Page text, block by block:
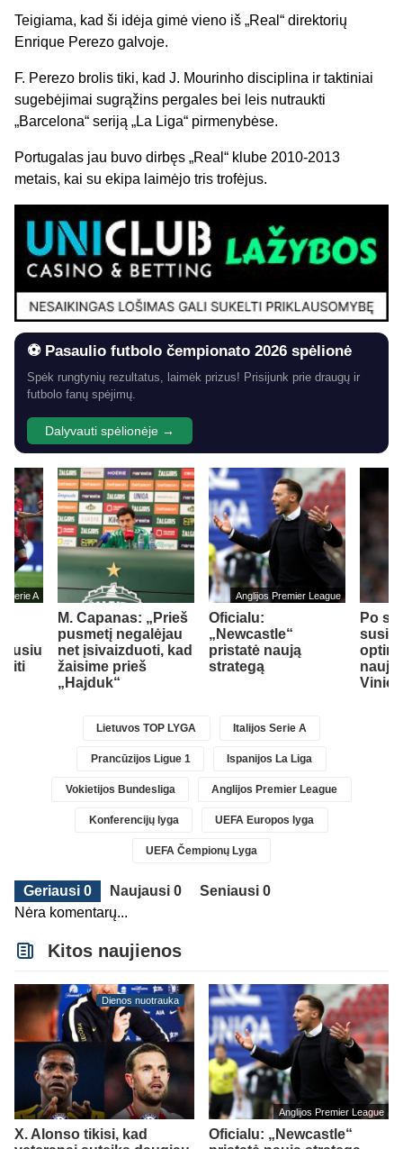
Teigiama, kad ši idėja gimė vieno iš „Real“ direktorių
Enrique Perezo galvoje.
F. Perezo brolis tiki, kad J. Mourinho disciplina ir taktiniai
sugebėjimai sugrąžins pergales bei leis nutraukti
„Barcelona“ seriją „La Liga“ pirmenybėse.
Portugalas jau buvo dirbęs „Real“ klube 2010-2013
metais, kai su ekipa laimėjo tris trofėjus.
⚽ Pasaulio futbolo čempionato 2026 spėlionė
Spėk rungtynių rezultatus, laimėk prizus! Prisijunk prie draugų ir
futbolo fanų spėjimų.
Dalyvauti spėlionėje →
Serie A
M. Capanas: „Prieš
pusmetį negalėjau
net įsivaizduoti, kad
žaisime prieš
„Hajduk“
Anglijos Premier League
Oficialu:
„Newcastle“
pristatė naują
strategą
Po
Lietuvos TOP LYGA Italijos Serie A
Prancūzijos Ligue 1 Ispanijos La Liga
Vokietijos Bundesliga Anglijos Premier League
Konferencijų lyga UEFA Europos lyga
UEFA Čempionų Lyga
Geriausi 0 Naujausi 0
Seniausi 0
Nėra komentarų...
Kitos naujienos
Dienos nuotrauka
X. Alonso tikisi, kad
Anglijos Premier League
Oficialu: „Newcastle“